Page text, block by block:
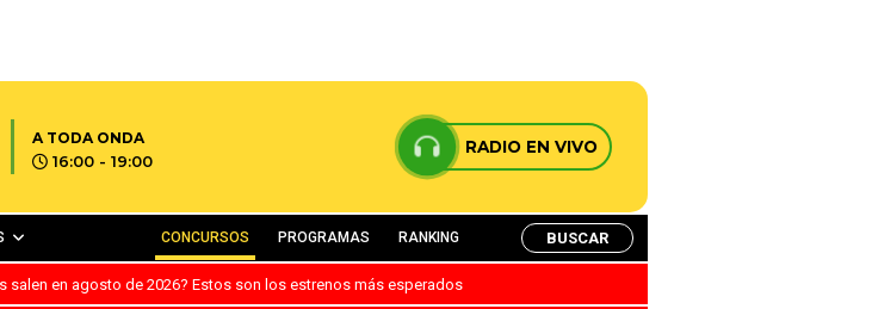
A TODA ONDA
16:00 - 19:00
RADIO EN VIVO
CONCURSOS PROGRAMAS RANKING BUSCAR
salen en agosto de 2026? Estos son los estrenos más esperados